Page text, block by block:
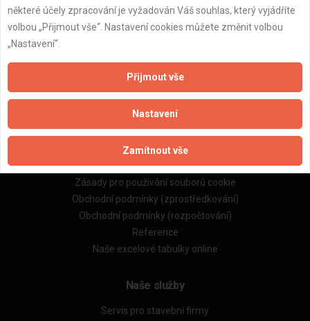
Naše firmy a řemeslníci
Zpracování a ochrana osobních údajů
Zásady pro používání souborů cookie
Obchodní podmínky (zprostředkování)
Obchodní podmínky (rozpočtování)
Reference
Naše excelové tabulky online
Naše služby
Servis pro stavební firmy
některé účely zpracování je vyžadován Váš souhlas, který vyjádříte
volbou „Přijmout vše“. Nastavení cookies můžete změnit volbou
„Nastavení“.
Přijmout vše
Nastavení
Zamítnout vše